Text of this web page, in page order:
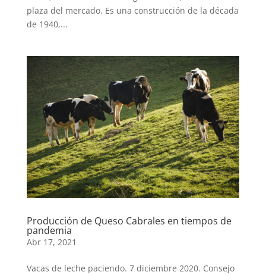
plaza del mercado. Es una construcción de la década
de 1940,...
Producción de Queso Cabrales en tiempos de
pandemia
Abr 17, 2021
Vacas de leche paciendo. 7 diciembre 2020. Consejo